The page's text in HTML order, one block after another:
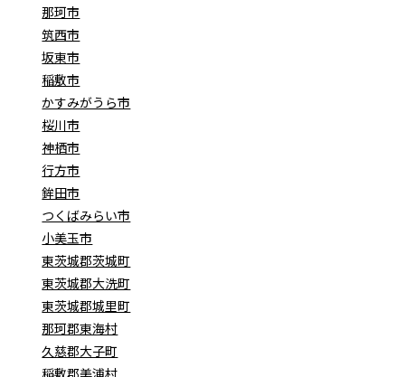
那珂市
筑西市
坂東市
稲敷市
かすみがうら市
桜川市
神栖市
行方市
鉾田市
つくばみらい市
小美玉市
東茨城郡茨城町
東茨城郡大洗町
東茨城郡城里町
那珂郡東海村
久慈郡大子町